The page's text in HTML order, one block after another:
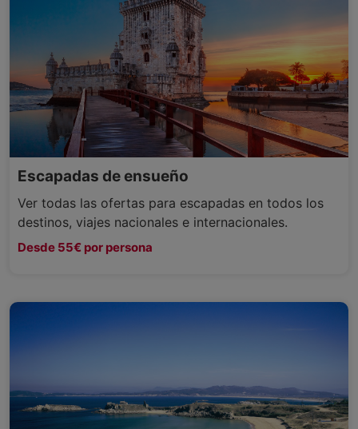
Escapadas de ensueño
Ver todas las ofertas para escapadas en todos los
destinos, viajes nacionales e internacionales.
Desde 55€ por persona